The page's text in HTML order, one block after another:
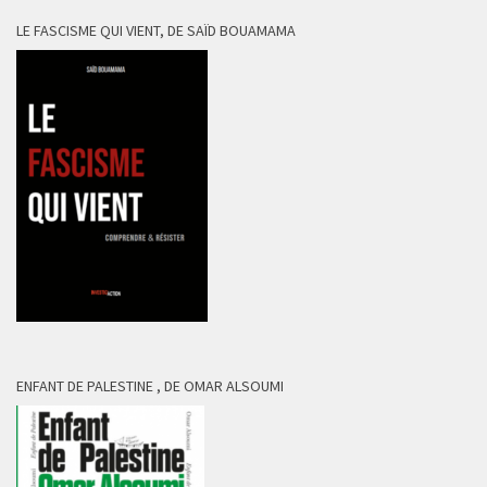
LE FASCISME QUI VIENT, DE SAÏD BOUAMAMA
ENFANT DE PALESTINE , DE OMAR ALSOUMI